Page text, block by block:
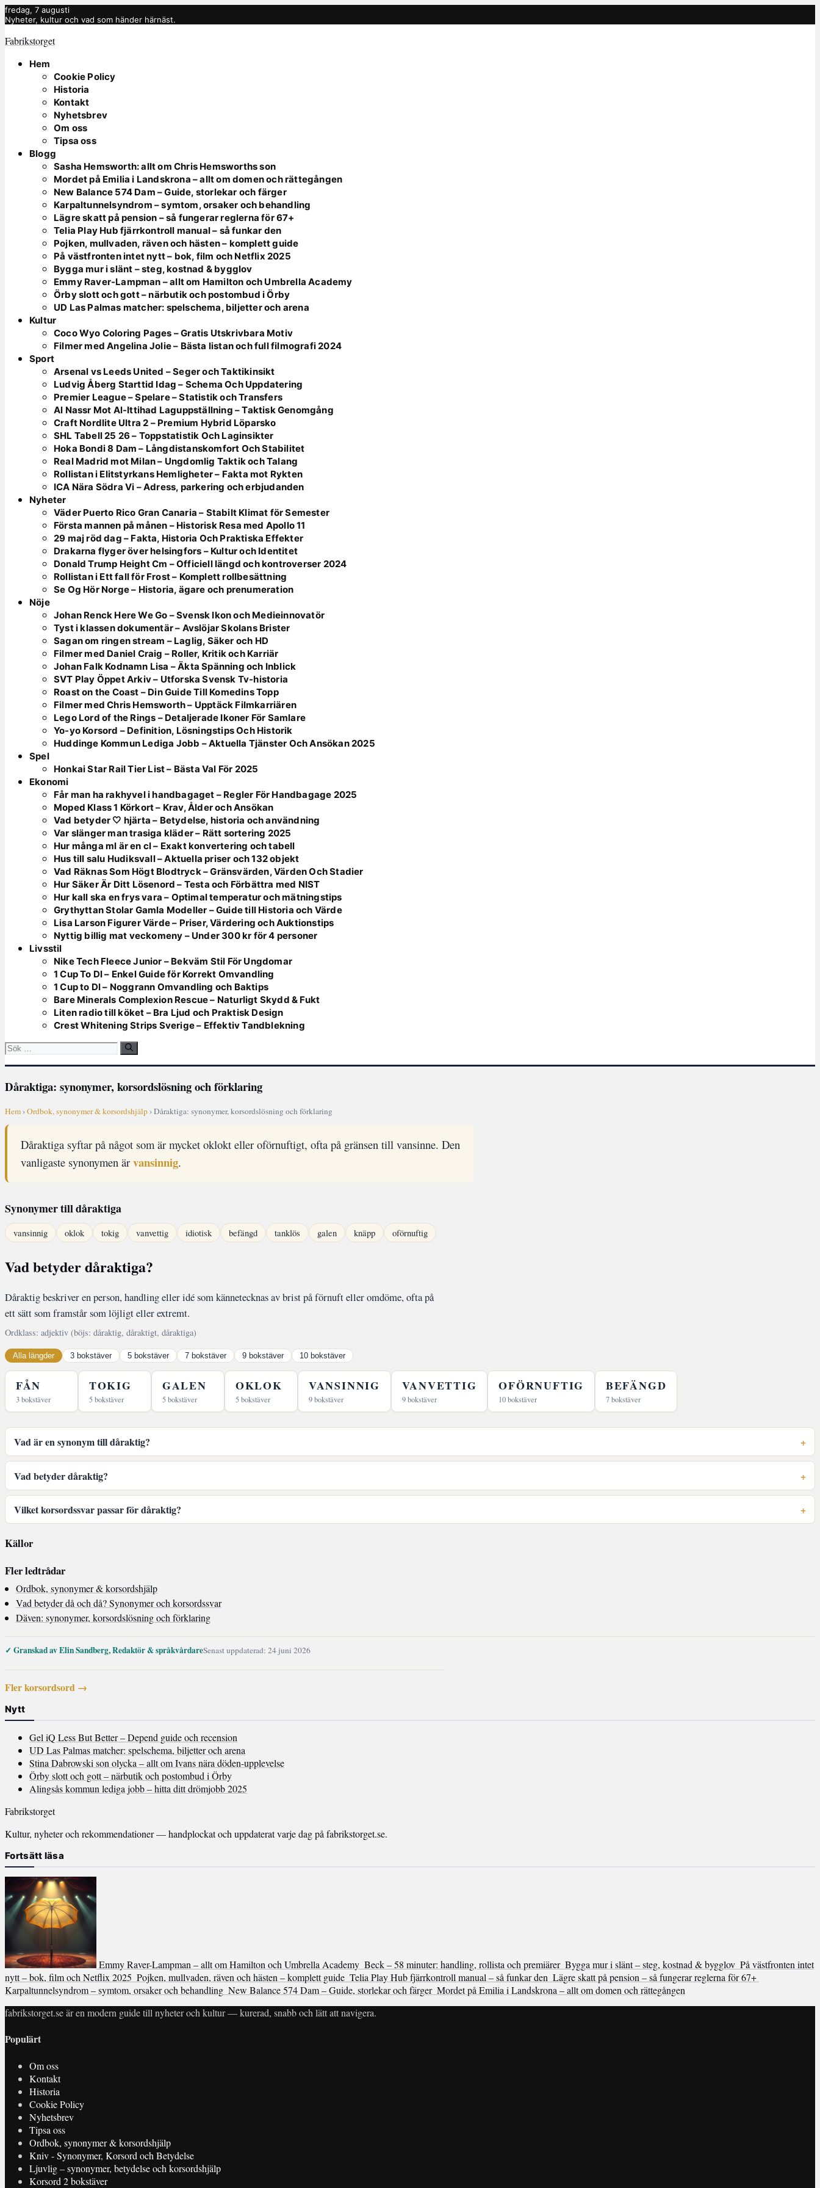
fredag, 7 augusti
Nyheter, kultur och vad som händer härnäst.
Fabrikstorget
Hem
Cookie Policy
Historia
Kontakt
Nyhetsbrev
Om oss
Tipsa oss
Blogg
Sasha Hemsworth: allt om Chris Hemsworths son
Mordet på Emilia i Landskrona – allt om domen och rättegången
New Balance 574 Dam – Guide, storlekar och färger
Karpaltunnelsyndrom – symtom, orsaker och behandling
Lägre skatt på pension – så fungerar reglerna för 67+
Telia Play Hub fjärrkontroll manual – så funkar den
Pojken, mullvaden, räven och hästen – komplett guide
På västfronten intet nytt – bok, film och Netflix 2025
Bygga mur i slänt – steg, kostnad & bygglov
Emmy Raver-Lampman – allt om Hamilton och Umbrella Academy
Örby slott och gott – närbutik och postombud i Örby
UD Las Palmas matcher: spelschema, biljetter och arena
Kultur
Coco Wyo Coloring Pages – Gratis Utskrivbara Motiv
Filmer med Angelina Jolie – Bästa listan och full filmografi 2024
Sport
Arsenal vs Leeds United – Seger och Taktikinsikt
Ludvig Åberg Starttid Idag – Schema Och Uppdatering
Premier League – Spelare – Statistik och Transfers
Al Nassr Mot Al-Ittihad Laguppställning – Taktisk Genomgång
Craft Nordlite Ultra 2 – Premium Hybrid Löparsko
SHL Tabell 25 26 – Toppstatistik Och Laginsikter
Hoka Bondi 8 Dam – Långdistanskomfort Och Stabilitet
Real Madrid mot Milan – Ungdomlig Taktik och Talang
Rollistan i Elitstyrkans Hemligheter – Fakta mot Rykten
ICA Nära Södra Vi – Adress, parkering och erbjudanden
Nyheter
Väder Puerto Rico Gran Canaria – Stabilt Klimat för Semester
Första mannen på månen – Historisk Resa med Apollo 11
29 maj röd dag – Fakta, Historia Och Praktiska Effekter
Drakarna flyger över helsingfors – Kultur och Identitet
Donald Trump Height Cm – Officiell längd och kontroverser 2024
Rollistan i Ett fall för Frost – Komplett rollbesättning
Se Og Hör Norge – Historia, ägare och prenumeration
Nöje
Johan Renck Here We Go – Svensk Ikon och Medieinnovatör
Tyst i klassen dokumentär – Avslöjar Skolans Brister
Sagan om ringen stream – Laglig, Säker och HD
Filmer med Daniel Craig – Roller, Kritik och Karriär
Johan Falk Kodnamn Lisa – Äkta Spänning och Inblick
SVT Play Öppet Arkiv – Utforska Svensk Tv-historia
Roast on the Coast – Din Guide Till Komedins Topp
Filmer med Chris Hemsworth – Upptäck Filmkarriären
Lego Lord of the Rings – Detaljerade Ikoner För Samlare
Yo-yo Korsord – Definition, Lösningstips Och Historik
Huddinge Kommun Lediga Jobb – Aktuella Tjänster Och Ansökan 2025
Spel
Honkai Star Rail Tier List – Bästa Val För 2025
Ekonomi
Får man ha rakhyvel i handbagaget – Regler För Handbagage 2025
Moped Klass 1 Körkort – Krav, Ålder och Ansökan
Vad betyder 🤍 hjärta – Betydelse, historia och användning
Var slänger man trasiga kläder – Rätt sortering 2025
Hur många ml är en cl – Exakt konvertering och tabell
Hus till salu Hudiksvall – Aktuella priser och 132 objekt
Vad Räknas Som Högt Blodtryck – Gränsvärden, Värden Och Stadier
Hur Säker Är Ditt Lösenord – Testa och Förbättra med NIST
Hur kall ska en frys vara – Optimal temperatur och mätningstips
Grythyttan Stolar Gamla Modeller – Guide till Historia och Värde
Lisa Larson Figurer Värde – Priser, Värdering och Auktionstips
Nyttig billig mat veckomeny – Under 300 kr för 4 personer
Livsstil
Nike Tech Fleece Junior – Bekväm Stil För Ungdomar
1 Cup To Dl – Enkel Guide för Korrekt Omvandling
1 Cup to Dl – Noggrann Omvandling och Baktips
Bare Minerals Complexion Rescue – Naturligt Skydd & Fukt
Liten radio till köket – Bra Ljud och Praktisk Design
Crest Whitening Strips Sverige – Effektiv Tandblekning
Sök
Dåraktiga: synonymer, korsordslösning och förklaring
Hem›Ordbok, synonymer & korsordshjälp› Dåraktiga: synonymer, korsordslösning och förklaring
Dåraktiga syftar på något som är mycket oklokt eller oförnuftigt, ofta på gränsen till vansinne. Den
vanligaste synonymen ärvansinnig.
Synonymer till dåraktiga
vansinnig oklok tokig vanvettig idiotisk befängd tanklös galen knäpp oförnuftig
Vad betyder dåraktiga?
Dåraktig beskriver en person, handling eller idé som kännetecknas av brist på förnuft eller omdöme, ofta på
ett sätt som framstår som löjligt eller extremt.
Ordklass: adjektiv (böjs: dåraktig, dåraktigt, dåraktiga)
Alla längder 3 bokstäver 5 bokstäver 7 bokstäver 9 bokstäver 10 bokstäver
FÅN
3 bokstäver
TOKIG
5 bokstäver
GALEN
5 bokstäver
OKLOK
5 bokstäver
VANSINNIG
9 bokstäver
VANVETTIG
9 bokstäver
OFÖRNUFTIG
10 bokstäver
BEFÄNGD
7 bokstäver
Vad är en synonym till dåraktig?
Vad betyder dåraktig?
Vilket korsordssvar passar för dåraktig?
Källor
Fler ledtrådar
Ordbok, synonymer & korsordshjälp
Vad betyder då och då? Synonymer och korsordssvar
Däven: synonymer, korsordslösning och förklaring
✓ Granskad av Elin Sandberg, Redaktör & språkvårdareSenast uppdaterad: 24 juni 2026
Fler korsordsord →
Nytt
Gel iQ Less But Better – Depend guide och recension
UD Las Palmas matcher: spelschema, biljetter och arena
Stina Dabrowski son olycka – allt om Ivans nära döden-upplevelse
Örby slott och gott – närbutik och postombud i Örby
Alingsås kommun lediga jobb – hitta ditt drömjobb 2025
Fabrikstorget
Kultur, nyheter och rekommendationer — handplockat och uppdaterat varje dag på fabrikstorget.se.
Fortsätt läsa
Emmy Raver-Lampman – allt om Hamilton och Umbrella Academy Beck – 58 minuter: handling, rollista och premiärer Bygga mur i slänt – steg, kostnad & bygglov På västfronten intet
nytt – bok, film och Netflix 2025 Pojken, mullvaden, räven och hästen – komplett guide Telia Play Hub fjärrkontroll manual – så funkar den Lägre skatt på pension – så fungerar reglerna för 67+
Karpaltunnelsyndrom – symtom, orsaker och behandling New Balance 574 Dam – Guide, storlekar och färger Mordet på Emilia i Landskrona – allt om domen och rättegången
fabrikstorget.se är en modern guide till nyheter och kultur — kurerad, snabb och lätt att navigera.
Populärt
Om oss
Kontakt
Historia
Cookie Policy
Nyhetsbrev
Tipsa oss
Ordbok, synonymer & korsordshjälp
Kniv - Synonymer, Korsord och Betydelse
Ljuvlig – synonymer, betydelse och korsordshjälp
Korsord 2 bokstäver